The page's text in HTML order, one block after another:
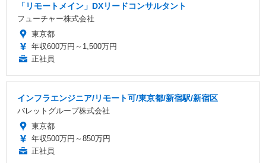
「リモートメイン」DXリードコンサルタント
フューチャー株式会社
東京都
年収600万円～1,500万円
正社員
インフラエンジニア/リモート可/東京都/新宿駅/新宿区
バレットグループ株式会社
東京都
年収500万円～850万円
正社員